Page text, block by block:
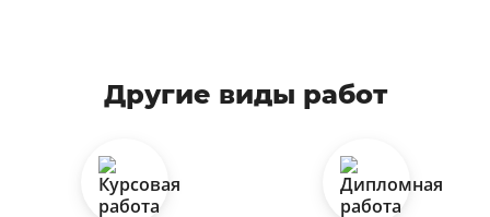
Другие виды работ